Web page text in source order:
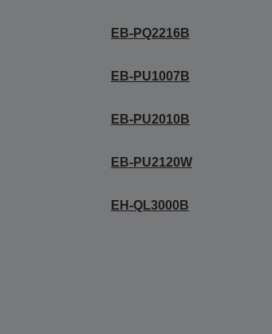
EB-PQ2216B
EB-PU1007B
EB-PU2010B
EB-PU2120W
EH-QL3000B